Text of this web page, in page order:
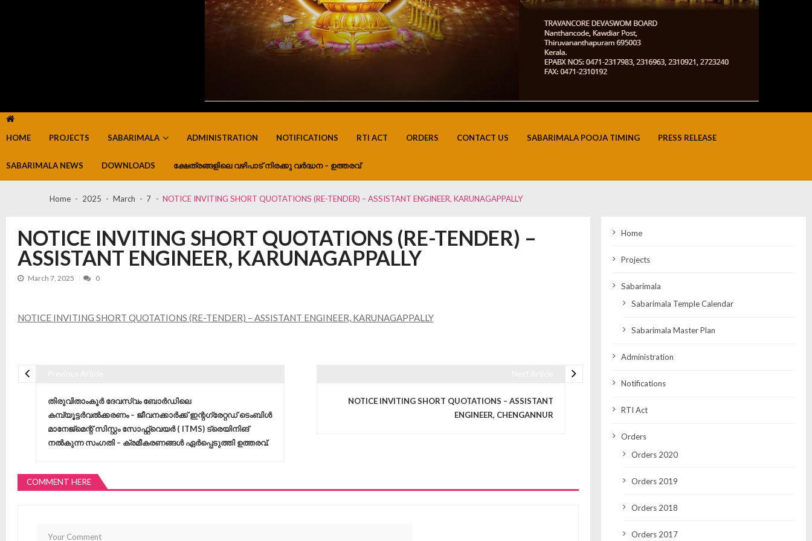
HOME PROJECTS SABARIMALA ADMINISTRATION NOTIFICATIONS RTI ACT ORDERS CONTACT US SABARIMALA POOJA TIMING PRESS RELEASE
SABARIMALA NEWS DOWNLOADS ക്ഷേത്രങ്ങളിലെ വഴിപാട് നിരക്കു വർദ്ധന – ഉത്തരവ്
Home 2025 March 7 NOTICE INVITING SHORT QUOTATIONS (RE-TENDER) – ASSISTANT ENGINEER, KARUNAGAPPALLY
NOTICE INVITING SHORT QUOTATIONS (RE-TENDER) –
ASSISTANT ENGINEER, KARUNAGAPPALLY
March 7, 2025 0
NOTICE INVITING SHORT QUOTATIONS (RE-TENDER) – ASSISTANT ENGINEER, KARUNAGAPPALLY
തിരുവിതാംകൂർ ദേവസ്വം ബോർഡിലെ
കമ്പ്യൂട്ടർവൽക്കരണം – ജീവനക്കാർക്ക് ഇന്റഗ്രേറ്റഡ് ടെംബിൾ
മാനേജ്മെന്റ് സിസ്റ്റം സോഫ്റ്റ്‌വെയർ ( ITMS) ട്രെയിനിങ്
നൽകുന്ന സംഗതി – ക്രമീകരണങ്ങൾ ഏർപ്പെടുത്തി ഉത്തരവ്.
NOTICE INVITING SHORT QUOTATIONS – ASSISTANT
ENGINEER, CHENGANNUR
COMMENT HERE
Home
Projects
Sabarimala
Sabarimala Temple Calendar
Sabarimala Master Plan
Administration
Notifications
RTI Act
Orders
Orders 2020
Orders 2019
Orders 2018
Orders 2017